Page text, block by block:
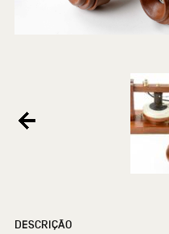
DESCRIÇÃO